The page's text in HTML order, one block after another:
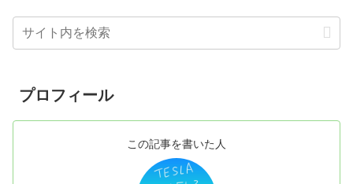
プロフィール
この記事を書いた人